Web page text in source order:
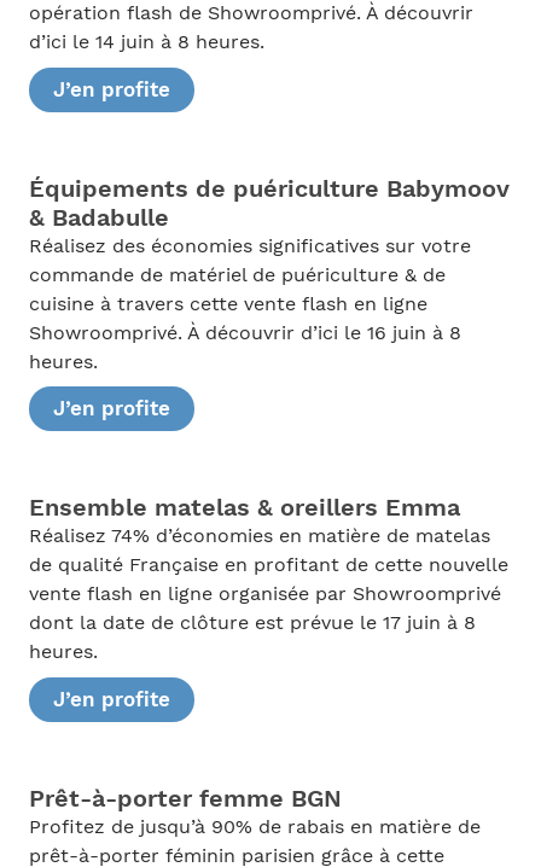
opération flash de Showroomprivé. À découvrir
d’ici le 14 juin à 8 heures.
J’en profite
Équipements de puériculture Babymoov
& Badabulle
Réalisez des économies significatives sur votre
commande de matériel de puériculture & de
cuisine à travers cette vente flash en ligne
Showroomprivé. À découvrir d’ici le 16 juin à 8
heures.
J’en profite
Ensemble matelas & oreillers Emma
Réalisez 74% d’économies en matière de matelas
de qualité Française en profitant de cette nouvelle
vente flash en ligne organisée par Showroomprivé
dont la date de clôture est prévue le 17 juin à 8
heures.
J’en profite
Prêt-à-porter femme BGN
Profitez de jusqu’à 90% de rabais en matière de
prêt-à-porter féminin parisien grâce à cette